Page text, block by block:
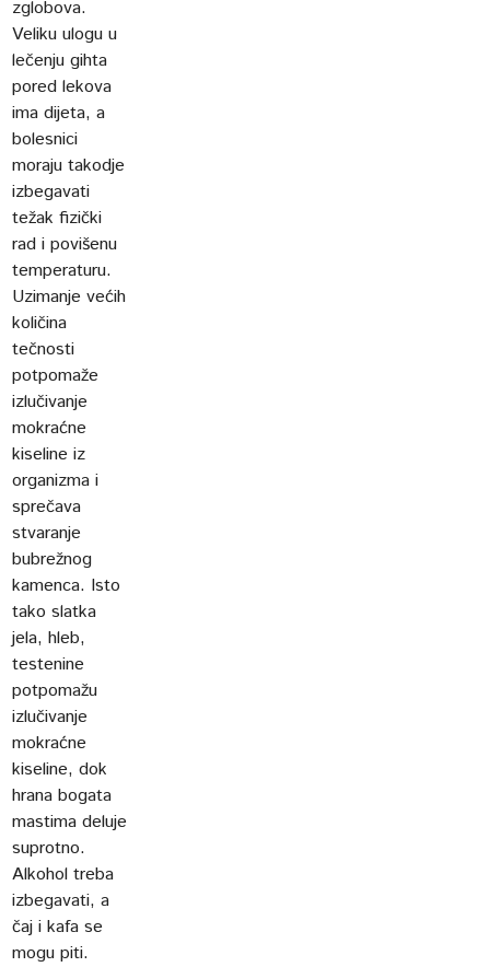
zglobova.
Veliku ulogu u
lečenju gihta
pored lekova
ima dijeta, a
bolesnici
moraju takodje
izbegavati
težak fizički
rad i povišenu
temperaturu.
Uzimanje većih
količina
tečnosti
potpomaže
izlučivanje
mokraćne
kiseline iz
organizma i
sprečava
stvaranje
bubrežnog
kamenca. Isto
tako slatka
jela, hleb,
testenine
potpomažu
izlučivanje
mokraćne
kiseline, dok
hrana bogata
mastima deluje
suprotno.
Alkohol treba
izbegavati, a
čaj i kafa se
mogu piti.